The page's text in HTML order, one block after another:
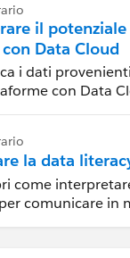
il potenziale
Data Cloud
i dati
con Data
la data
come
comunicare in